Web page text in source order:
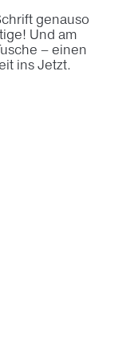
genauso
Und am
– einen
ins Jetzt.